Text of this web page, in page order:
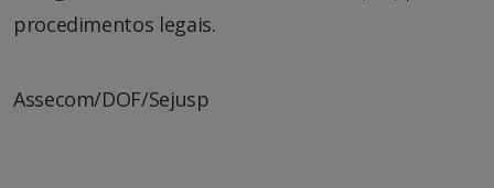
procedimentos legais.
Assecom/DOF/Sejusp